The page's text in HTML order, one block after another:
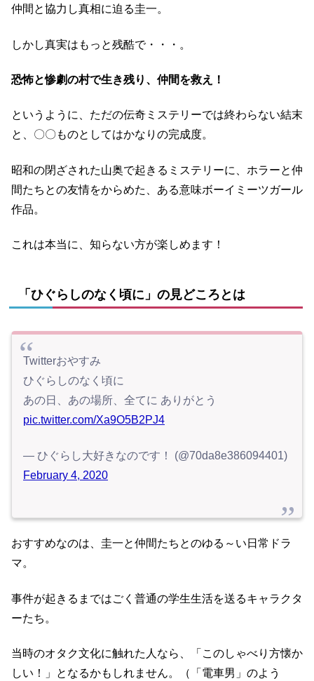
仲間と協力し真相に迫る圭一。
しかし真実はもっと残酷で・・・。
恐怖と惨劇の村で生き残り、仲間を救え！
というように、ただの伝奇ミステリーでは終わらない結末
と、〇〇ものとしてはかなりの完成度。
昭和の閉ざされた山奥で起きるミステリーに、ホラーと仲
間たちとの友情をからめた、ある意味ボーイミーツガール
作品。
これは本当に、知らない方が楽しめます！
「ひぐらしのなく頃に」の見どころとは
Twitterおやすみ
ひぐらしのなく頃に
あの日、あの場所、全てに ありがとう
pic.twitter.com/Xa9O5B2PJ4
— ひぐらし大好きなのです！ (@70da8e386094401)
February 4, 2020
おすすめなのは、圭一と仲間たちとのゆる～い日常ドラ
マ。
事件が起きるまではごく普通の学生生活を送るキャラクタ
ーたち。
当時のオタク文化に触れた人なら、「このしゃべり方懐か
しい！」となるかもしれません。（「電車男」のよう